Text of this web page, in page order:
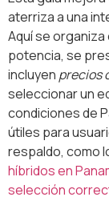
aterriza a una
Aquí se
potencia, se
incluyen precios
seleccionar un
condiciones de
útiles para
respaldo, como
híbridos en
selección